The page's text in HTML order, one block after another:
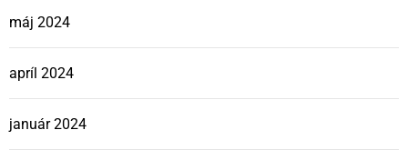
máj 2024
apríl 2024
január 2024